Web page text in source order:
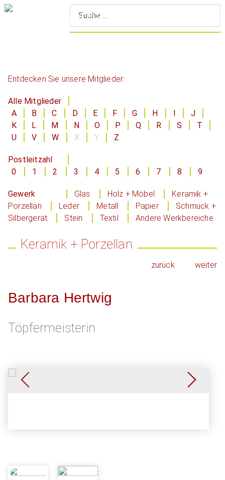
Entdecken Sie unsere Mitglieder:
Alle Mitglieder
A
B C D E F G H
J
K
L M N O P Q R S
T
U
V W X Y Z
Postleitzahl
0
1 2 3 4 5 6 7 8 9
Gewerk Glas Holz + Möbel
Keramik +
Porzellan
Leder Metall Papier
Schmuck +
Silbergerät
Stein Textil Andere Werkbereiche
Keramik + Porzellan
zurück weiter
Barbara Hertwig
Töpfermeisterin